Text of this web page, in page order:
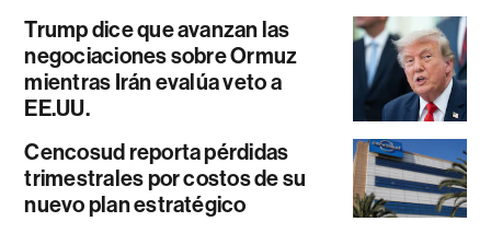
Trump dice que avanzan las
negociaciones sobre Ormuz
mientras Irán evalúa veto a
EE.UU.
Cencosud reporta pérdidas
trimestrales por costos de su
nuevo plan estratégico